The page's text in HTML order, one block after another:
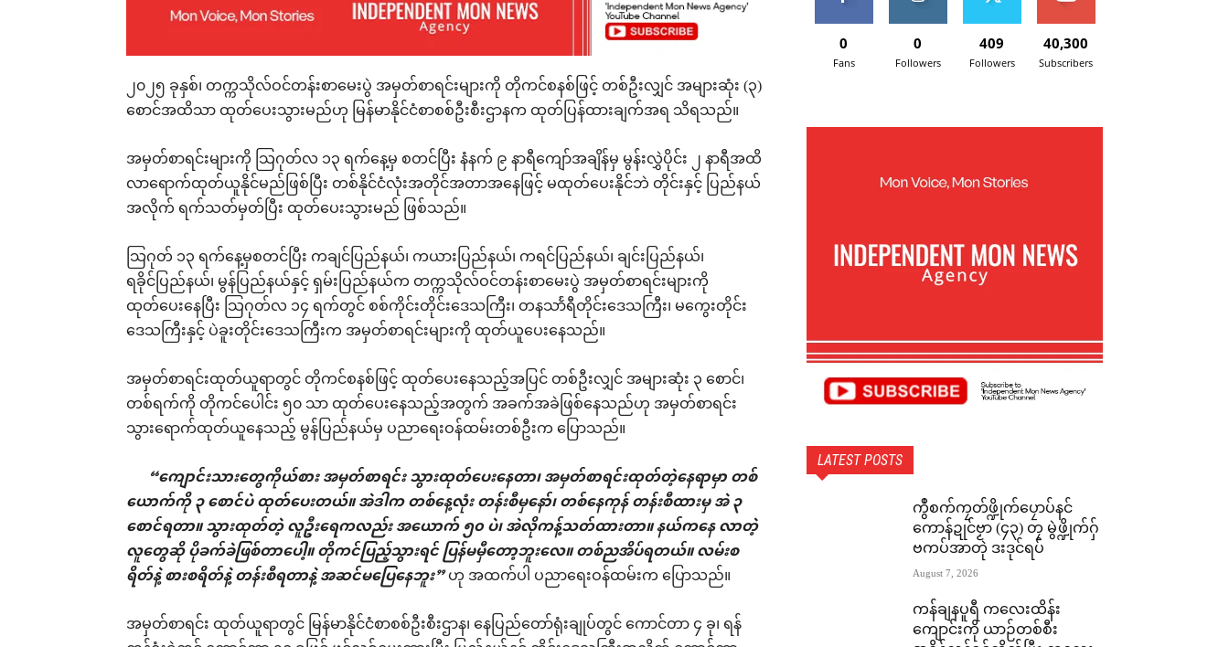
၂၀၂၅ ခုနှစ်၊ တက္ကသိုလ်ဝင်တန်းစာမေးပွဲ အမှတ်စာရင်းများကို တိုကင်စနစ်ဖြင့် တစ်ဦးလျှင် အများဆုံး (၃)
စောင်အထိသာ ထုတ်ပေးသွားမည်ဟု မြန်မာနိုင်ငံစာစစ်ဦးစီးဌာနက ထုတ်ပြန်ထားချက်အရ သိရသည်။
အမှတ်စာရင်းများကို သြဂုတ်လ ၁၃ ရက်နေ့မှ စတင်ပြီး နံနက် ၉ နာရီကျော်အချိန်မှ မွန်းလွှဲပိုင်း ၂ နာရီအထိ
လာရောက်ထုတ်ယူနိုင်မည်ဖြစ်ပြီး တစ်နိုင်ငံလုံးအတိုင်အတာအနေဖြင့် မထုတ်ပေးနိုင်ဘဲ တိုင်းနှင့် ပြည်နယ်
အလိုက် ရက်သတ်မှတ်ပြီး ထုတ်ပေးသွားမည် ဖြစ်သည်။
သြဂုတ် ၁၃ ရက်နေ့မှစတင်ပြီး ကချင်ပြည်နယ်၊ ကယားပြည်နယ်၊ ကရင်ပြည်နယ်၊ ချင်းပြည်နယ်၊
ရခိုင်ပြည်နယ်၊ မွန်ပြည်နယ်နှင့် ရှမ်းပြည်နယ်က တက္ကသိုလ်ဝင်တန်းစာမေးပွဲ အမှတ်စာရင်းများကို
ထုတ်ပေးနေပြီး သြဂုတ်လ ၁၄ ရက်တွင် စစ်ကိုင်းတိုင်းဒေသကြီး၊ တနသာႅရီတိုင်းဒေသကြီး၊ မကွေးတိုင်း
ဒေသကြီးနှင့် ပဲခူးတိုင်းဒေသကြီးက အမှတ်စာရင်းများကို ထုတ်ယူပေးနေသည်။
အမှတ်စာရင်းထုတ်ယူရာတွင် တိုကင်စနစ်ဖြင့် ထုတ်ပေးနေသည့်အပြင် တစ်ဦးလျှင် အများဆုံး ၃ စောင်၊
တစ်ရက်ကို တိုကင်ပေါင်း ၅၀ သာ ထုတ်ပေးနေသည့်အတွက် အခက်အခဲဖြစ်နေသည်ဟု အမှတ်စာရင်း
သွားရောက်ထုတ်ယူနေသည့် မွန်ပြည်နယ်မှ ပညာရေးဝန်ထမ်းတစ်ဦးက ပြောသည်။
“ကျောင်းသားတွေကိုယ်စား အမှတ်စာရင်း သွားထုတ်ပေးနေတာ၊ အမှတ်စာရင်းထုတ်တဲ့နေရာမှာ တစ်
ယောက်ကို ၃ စောင်ပဲ ထုတ်ပေးတယ်။ အဲဒါက တစ်နေ့လုံး တန်းစီမှနော်၊ တစ်နေကုန် တန်းစီထားမှ အဲ ၃
စောင်ရတာ။ သွားထုတ်တဲ့ လူဦးရေကလည်း အယောက် ၅၀ ပဲ၊ အဲလိုကန့်သတ်ထားတာ။ နယ်ကနေ လာတဲ့
လူတွေဆို ပိုခက်ခဲဖြစ်တာပေါ့။ တိုကင်ပြည့်သွားရင် ပြန်မမှီတော့ဘူးလေ။ တစ်ညအိပ်ရတယ်။ လမ်းစ
ရိတ်နဲ့ စားစရိတ်နဲ့ တန်းစီရတာနဲ့ အဆင်မပြေနေဘူး”ဟု အထက်ပါ ပညာရေးဝန်ထမ်းက ပြောသည်။
အမှတ်စာရင်း ထုတ်ယူရာတွင် မြန်မာနိုင်ငံစာစစ်ဦးစီးဌာန၊ နေပြည်တော်ရုံးချုပ်တွင် ကောင်တာ ၄ ခု၊ ရန်
0
Fans
0
Followers
409
Followers
40,300
Subscribers
LATEST POSTS
ကွဳစက်ကၠတ်ဖ္ဍိုက်ပၠောပ်နင်
ကောန်ဍုင်ဗၟာ (၄၃) တၠ မွဲဖ္ဍိုက်ဂှ်
ဗကပ်အာတုဲ ဒးဒုင်ရပ်
August 7, 2026
ကန်ချနပူရီ ကလေးထိန်း
ကျောင်းကို ယာဉ်တစ်စီး